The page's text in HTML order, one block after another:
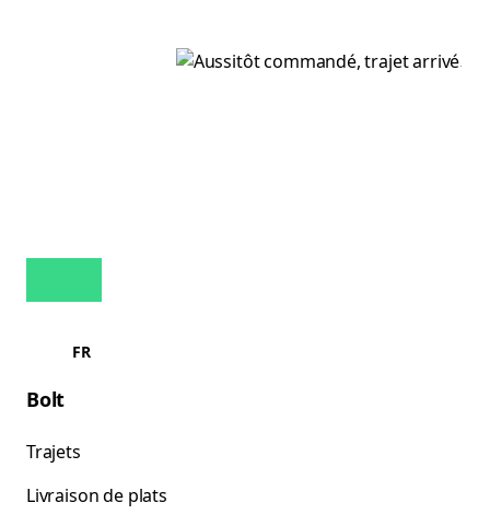
FR
Bolt
Trajets
Livraison de plats